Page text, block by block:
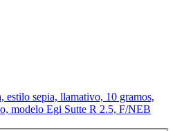
estilo sepia, llamativo, 10 gramos,
modelo Egi Sutte R 2.5, F/NEB